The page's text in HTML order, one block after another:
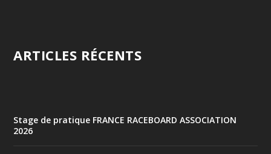
ARTICLES RÉCENTS
Stage de pratique FRANCE RACEBOARD ASSOCIATION
2026